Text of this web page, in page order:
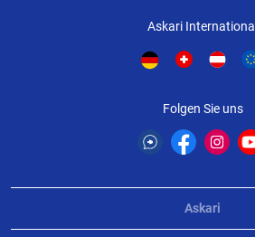
Askari International
Folgen Sie uns
Askari